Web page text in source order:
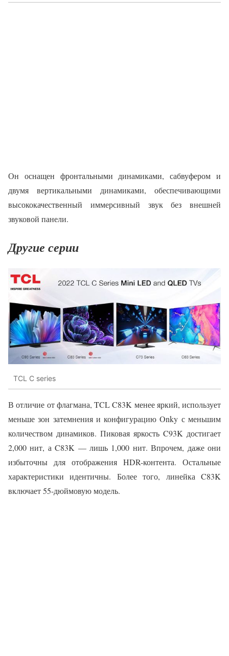
Он оснащен фронтальными динамиками, сабвуфером и
двумя вертикальными динамиками, обеспечивающими
высококачественный иммерсивный звук без внешней
звуковой панели.
Другие серии
TCL C series
В отличие от флагмана, TCL C83K менее яркий, использует
меньше зон затемнения и конфигурацию Onky с меньшим
количеством динамиков. Пиковая яркость C93K достигает
2,000 нит, а C83K — лишь 1,000 нит. Впрочем, даже они
избыточны для отображения HDR-контента. Остальные
характеристики идентичны. Более того, линейка C83K
включает 55-дюймовую модель.